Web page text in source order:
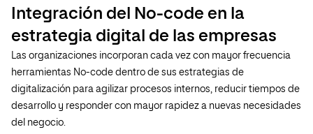
Integración del No-code en la
estrategia digital de las empresas
Las organizaciones incorporan cada vez con mayor frecuencia
herramientas No-code dentro de sus estrategias de
digitalización para agilizar procesos internos, reducir tiempos de
desarrollo y responder con mayor rapidez a nuevas necesidades
del negocio.